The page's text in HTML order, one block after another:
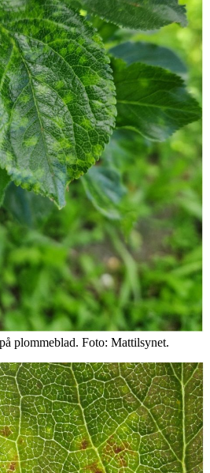
plommeblad. Foto: Mattilsynet.